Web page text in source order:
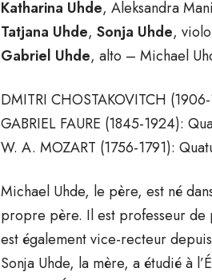
Katharina Uhde, Aleksandra
Tatjana Uhde, Sonja Uhde,
Gabriel Uhde, alto – Michael
DMITRI CHOSTAKOVITCH
GABRIEL FAURE (1845-1924):
W. A. MOZART (1756-1791):
Michael Uhde, le père, est né
propre père. Il est professeur de
est également vice-recteur
Sonja Uhde, la mère, a étudié à